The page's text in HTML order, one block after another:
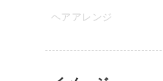
ヘアアレンジ